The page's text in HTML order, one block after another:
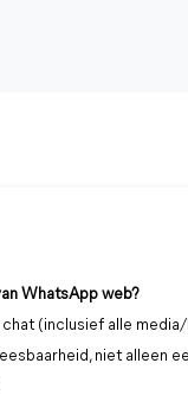
WhatsApp web?
(inclusief alle
niet alleen